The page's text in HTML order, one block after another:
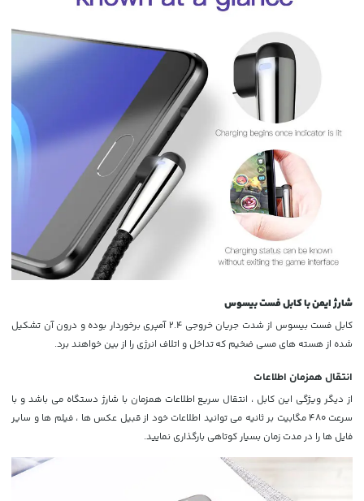
شارژ ایمن با کابل فست بیسوس
کابل فست بیسوس از شدت جریان خروجی 2.4 آمپری برخوردار بوده و درون آن تشکیل
شده از هسته های مسی ضخیم که تداخل و اتلاف انرژی را از بین خواهند برد.
انتقال همزمان اطلاعات
از دیگر ویژگی این کابل ، انتقال سریع اطلاعات همزمان با شارژ دستگاه می باشد و با
سرعت 480 مگابیت بر ثانیه می توانید اطلاعات خود از قبیل عکس ها ، فیلم ها و سایر
فایل ها را در مدت زمان بسیار کوتاهی بارگذاری نمایید.